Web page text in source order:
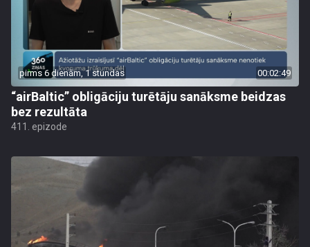
pirms 6 dienām, 1 stundas 00:02:49
“airBaltic” obligāciju turētāju sanāksme beidzas
bez rezultāta
411. epizode